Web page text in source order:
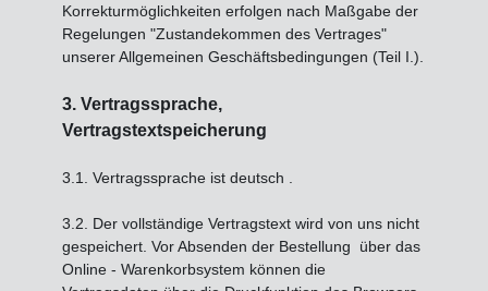
Korrekturmöglichkeiten erfolgen nach Maßgabe der
Regelungen "Zustandekommen des Vertrages"
unserer Allgemeinen Geschäftsbedingungen (Teil I.).
3. Vertragssprache,
Vertragstextspeicherung
3.1. Vertragssprache ist deutsch
3.2. Der vollständige Vertragstext wird von uns nicht
gespeichert. Vor Absenden der Bestellung
über das
Online - Warenkorbsystem können die